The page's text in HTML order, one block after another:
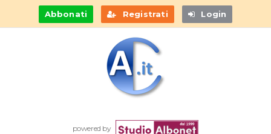
Abbonati Registrati Login
powered by